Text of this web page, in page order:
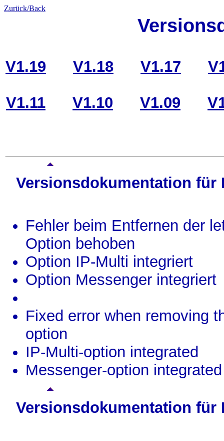
Zurück/Back
V1.19 V1.18 V1.17
V1.11 V1.10 V1.09
Versionsdokumentation für
Fehler beim Entfernen der
Option behoben
Option IP-Multi integriert
Option Messenger integriert
Fixed error when removing
option
IP-Multi-option integrated
Messenger-option integrated
Versionsdokumentation für